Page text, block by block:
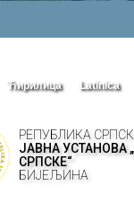
Ћирилица Latinica
РЕПУБЛИКА
ЈАВНА УСТАНОВА
СРПСКЕ“
БИЈЕЉИНА